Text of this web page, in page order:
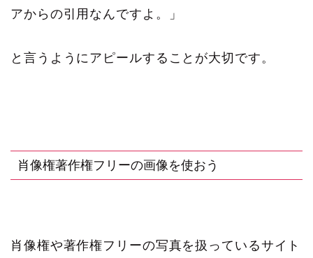
アからの引用なんですよ。」
と言うようにアピールすることが大切です。
肖像権著作権フリーの画像を使おう
肖像権や著作権フリーの写真を扱っているサイト